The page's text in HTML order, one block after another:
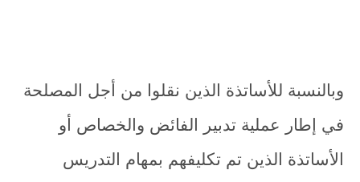
وبالنسبة للأساتذة الذين نقلوا من أجل المصلحة
في إطار عملية تدبير الفائض والخصاص أو
الأساتذة الذين تم تكليفهم بمهام التدريس